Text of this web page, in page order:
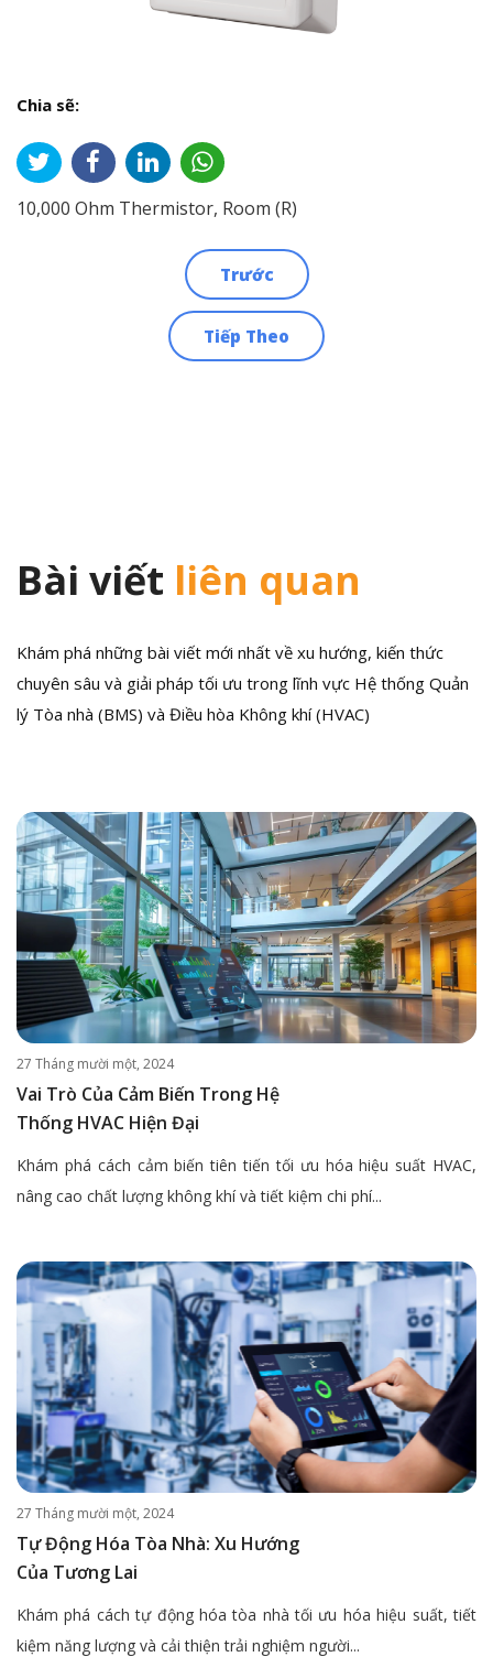
Chia sẽ:
10,000 Ohm Thermistor, Room (R)
Trước
Tiếp Theo
Bài viết liên quan
Khám phá những bài viết mới nhất về xu hướng, kiến thức
chuyên sâu và giải pháp tối ưu trong lĩnh vực Hệ thống Quản
lý Tòa nhà (BMS) và Điều hòa Không khí (HVAC)
27 Tháng mười một, 2024
Vai Trò Của Cảm Biến Trong Hệ
Thống HVAC Hiện Đại
Khám phá cách cảm biến tiên tiến tối ưu hóa hiệu suất HVAC,
nâng cao chất lượng không khí và tiết kiệm chi phí...
27 Tháng mười một, 2024
Tự Động Hóa Tòa Nhà: Xu Hướng
Của Tương Lai
Khám phá cách tự động hóa tòa nhà tối ưu hóa hiệu suất, tiết
kiệm năng lượng và cải thiện trải nghiệm người...